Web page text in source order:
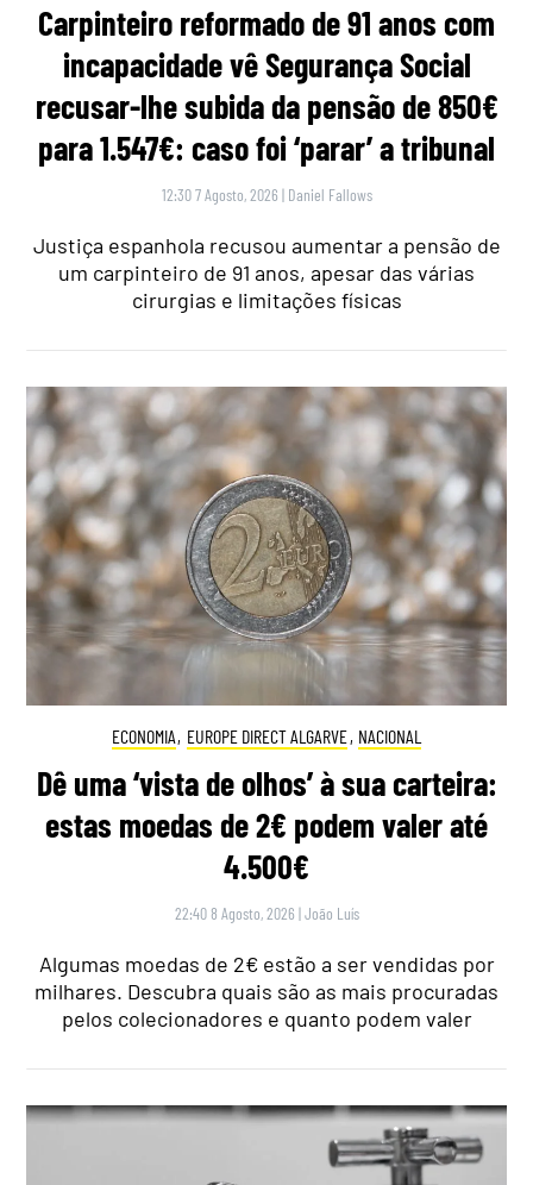
Carpinteiro reformado de 91 anos com
incapacidade vê Segurança Social
recusar-lhe subida da pensão de 850€
para 1.547€: caso foi ‘parar’ a tribunal
12:30 7 Agosto, 2026 | Daniel Fallows
Justiça espanhola recusou aumentar a pensão de
um carpinteiro de 91 anos, apesar das várias
cirurgias e limitações físicas
ECONOMIA, EUROPE DIRECT ALGARVE, NACIONAL
Dê uma ‘vista de olhos’ à sua carteira:
estas moedas de 2€ podem valer até
4.500€
22:40 8 Agosto, 2026 |João Luís
Algumas moedas de 2€ estão a ser vendidas por
milhares. Descubra quais são as mais procuradas
pelos colecionadores e quanto podem valer